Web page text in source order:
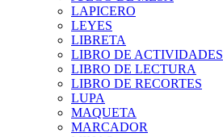
LAPICERO
LEYES
LIBRETA
LIBRO DE ACTIVIDADES
LIBRO DE LECTURA
LIBRO DE RECORTES
LUPA
MAQUETA
MARCADOR